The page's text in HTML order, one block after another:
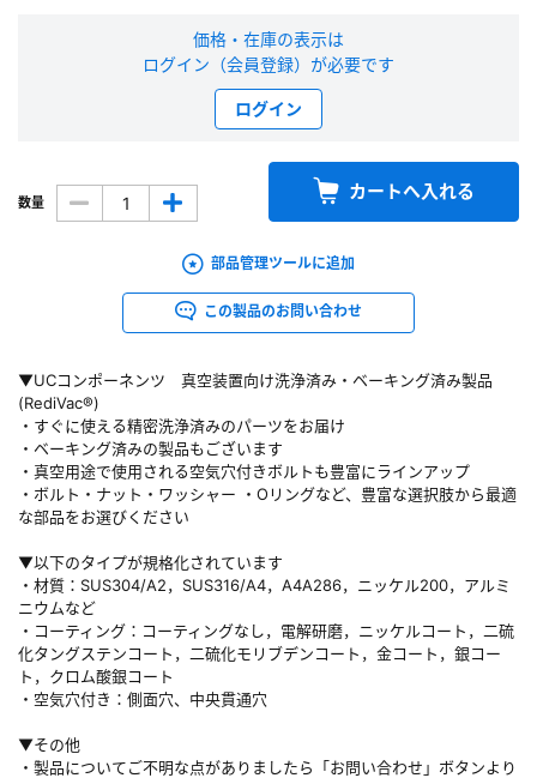
▼UCコンポーネンツ 真空装置向け洗浄済み・ベーキング済み製品
(RediVac®)
・すぐに使える精密洗浄済みのパーツをお届け
・ベーキング済みの製品もございます
・真空用途で使用される空気穴付きボルトも豊富にラインアップ
・ボルト・ナット・ワッシャー ・Oリングなど、豊富な選択肢から最適
な部品をお選びください
▼以下のタイプが規格化されています
・材質：SUS304/A2，SUS316/A4，A4A286，ニッケル200，アルミ
ニウムなど
・コーティング：コーティングなし，電解研磨，ニッケルコート，二硫
化タングステンコート，二硫化モリブデンコート，金コート，銀コー
ト，クロム酸銀コート
・空気穴付き：側面穴、中央貫通穴
▼その他
・製品についてご不明な点がありましたら「お問い合わせ」ボタンより
価格・在庫の表示は
ログイン（会員登録）が必要です
ログイン
数量 カートへ入れる
部品管理ツールに追加
この製品のお問い合わせ
新規会員登録（無料）
があります。また当社の判断によりお断りする場合があります。
会員の方はこちら
ログイン
※パスワードをお忘れの方は、パスワード再発行ページへ
※メールアドレスを忘れた方は、お問い合わせページよりお問い合わせくださ